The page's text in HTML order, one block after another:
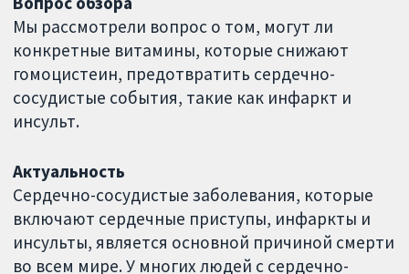
Мы рассмотрели вопрос о том, могут ли
конкретные витамины, которые снижают
гомоцистеин, предотвратить сердечно-
сосудистые события, такие как инфаркт и
инсульт.
Актуальность
Сердечно-сосудистые заболевания, которые
включают сердечные приступы, инфаркты и
инсульты, является основной причиной смерти
во всем мире. У многих людей с сердечно-